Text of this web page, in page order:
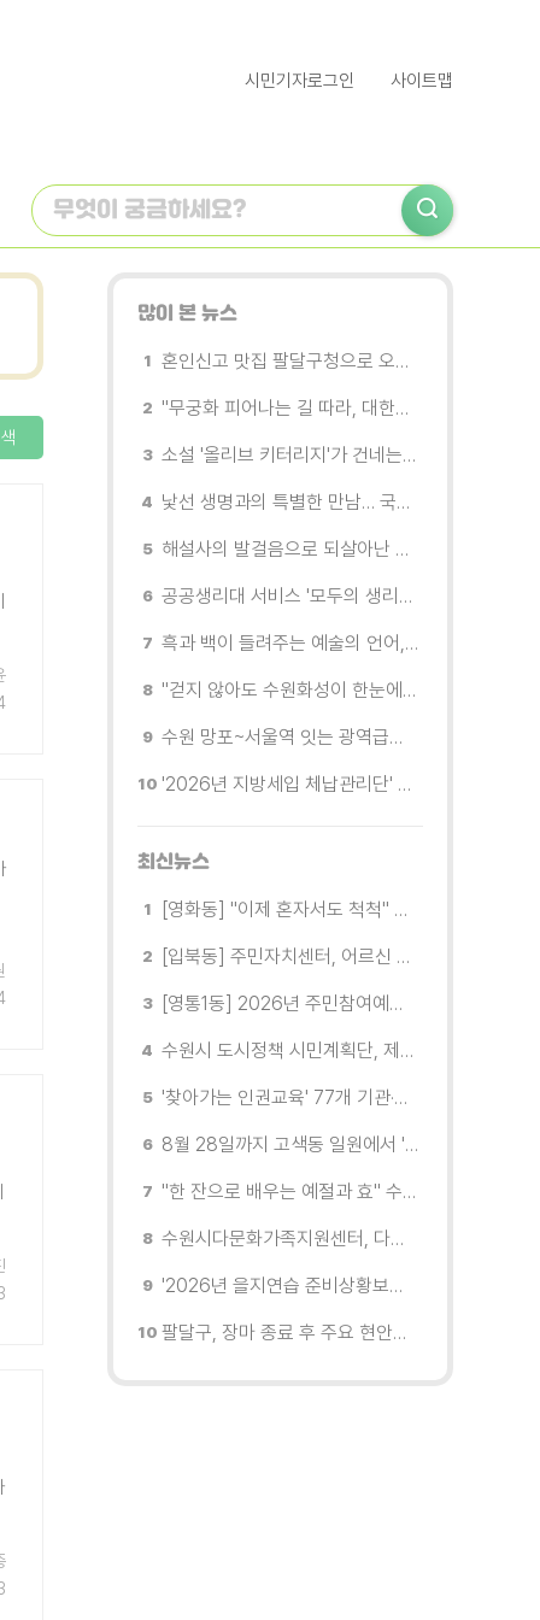
시민기자로그인 사이트맵
많이 본 뉴스
혼인신고 맛집 팔달구청으로 오세요
"무궁화 피어나는 길 따라, 대한민국을 걷는다"
소설 '올리브 키터리지'가 건네는 삶과 연민의 철학
낯선 생명과의 특별한 만남… 국제전 《패트리샤 피치니니: 킨쉽》
해설사의 발걸음으로 되살아난 수원의 독립운동 역사
공공생리대 서비스 '모두의 생리대' 시범 운영...수원시청·4개 구청 등에 지급기 설치
흑과 백이 들려주는 예술의 언어, 수원시립미술관 소장품전《블랑 블랙 파노라마》
"걷지 않아도 수원화성이 한눈에"…무장애 관광버스 '수원행차' 타보니
수원 망포~서울역 잇는 광역급행버스 M5165번, 8월 3일 개통
'2026년 지방세입 체납관리단' 출범... 체납자 실태조사 본격 추진
최신뉴스
[영화동] "이제 혼자서도 척척" 주민자치회, '디지털 홀로서기' 지원
[입북동] 주민자치센터, 어르신 대상으로 '찾아가는 복지관' 운영
[영통1동] 2026년 주민참여예산 사업 '찾아가는 이야기 나눔' 프로그램 운영
수원시 도시정책 시민계획단, 제5회 운영위원회 개최
'찾아가는 인권교육' 77개 기관·단체 방문해 맞춤형 인권교육 진행
8월 28일까지 고색동 일원에서 '이동형 스마트 자원순환센터' 시범 운영
"한 잔으로 배우는 예절과 효" 수원 드림스타트, 아동 대상 전통문화 체험
수원시다문화가족지원센터, 다문화가족 자녀 여름캠프 '우리들의 여름 페이지' 운영
'2026년 을지연습 준비상황보고회' 열고 준비상항 점검
팔달구, 장마 종료 후 주요 현안지역 현장 점검 실시